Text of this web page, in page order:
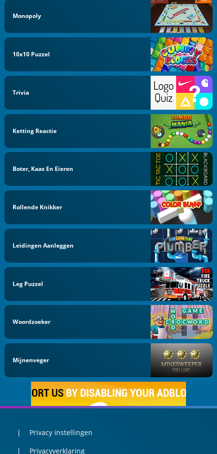
Monopoly
10x10 Puzzel
Trivia
Ketting Reactie
Boter, Kaas En Eieren
Rollende Knikker
Leidingen Aanleggen
Leg Puzzel
Woordzoeker
Mijnenveger
Privacy instellingen
Privacyverklaring